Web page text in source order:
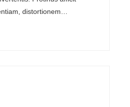
distortionem
In recentioribus